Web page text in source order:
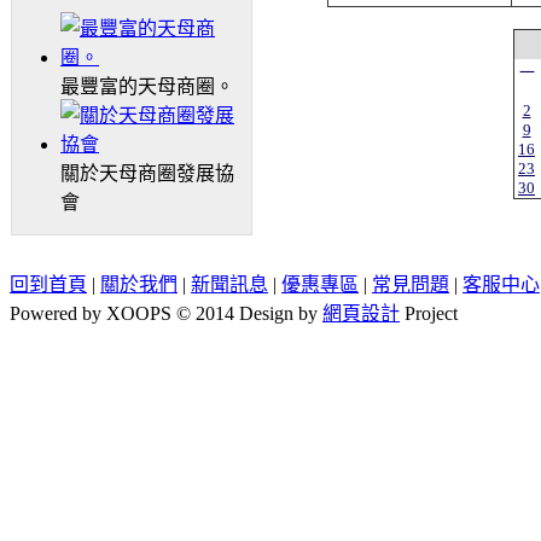
最豐富的天母商圈。
關於天母商圈發展協
會
一
2
9
16
23
30
回到首頁 | 關於我們 | 新聞訊息 | 優惠專區 | 常見問題 | 客服中心
Powered by XOOPS © 2014 Design by 網頁設計 Project